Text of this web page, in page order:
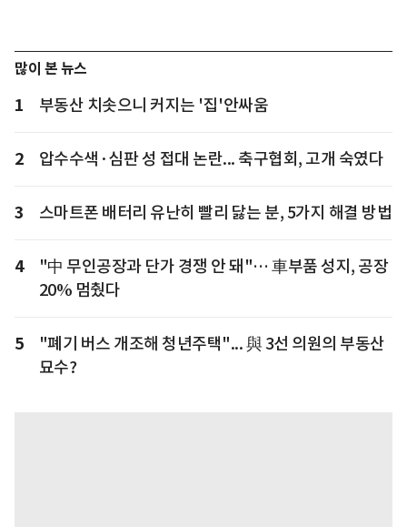
많이 본 뉴스
1 부동산 치솟으니 커지는 '집'안싸움
2 압수수색·심판 성 접대 논란... 축구협회, 고개 숙였다
3 스마트폰 배터리 유난히 빨리 닳는 분, 5가지 해결 방법
4
"中 무인공장과 단가 경쟁 안 돼"… 車부품 성지, 공장
20% 멈췄다
5
"폐기 버스 개조해 청년주택"... 與 3선 의원의 부동산
묘수?